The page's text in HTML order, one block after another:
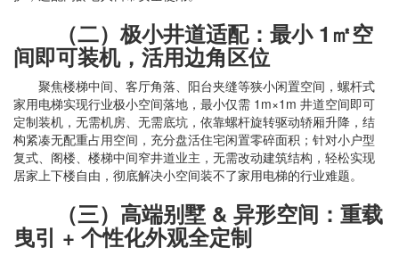
（二）极小井道适配：最小 1㎡空
间即可装机，活用边角区位
聚焦楼梯中间、客厅角落、阳台夹缝等狭小闲置空间，螺杆式
家用电梯实现行业极小空间落地，最小仅需 1m×1m 井道空间即可
定制装机，无需机房、无需底坑，依靠螺杆旋转驱动轿厢升降，结
构紧凑无配重占用空间，充分盘活住宅闲置零碎面积；针对小户型
复式、阁楼、楼梯中间窄井道业主，无需改动建筑结构，轻松实现
居家上下楼自由，彻底解决小空间装不了家用电梯的行业难题。
（三）高端别墅 & 异形空间：重载
曳引 + 个性化外观全定制